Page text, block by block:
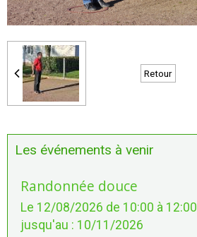
Retour
Les événements à venir
Randonnée douce
Le 12/08/2026 de 10:00 à 12:00
jusqu'au : 10/11/2026